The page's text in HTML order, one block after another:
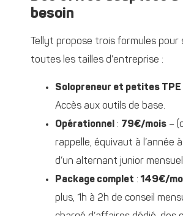
besoin
Tellyt propose trois formules pour
toutes les tailles d’entreprise :
Solopreneur et petites TPE
Accès aux outils de base.
Opérationnel : 79€/mois –
rappelle, équivaut à l’année
d’un alternant junior
Package complet : 149€/
plus, 1h à 2h de conseil